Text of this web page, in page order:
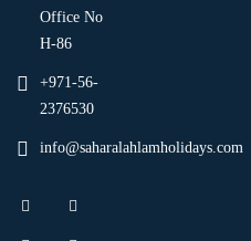
Office No
H-86
+971-56-
2376530
info@saharalahlamholidays.com